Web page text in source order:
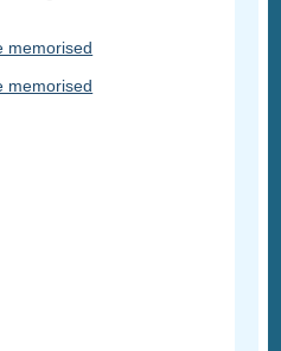
memorised
memorised